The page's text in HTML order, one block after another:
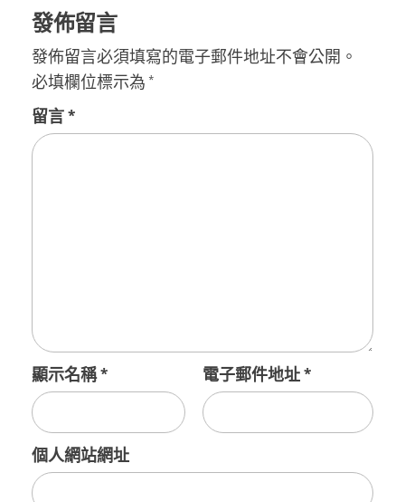
發佈留言
發佈留言必須填寫的電子郵件地址不會公開。
必填欄位標示為 *
留言*
顯示名稱* 電子郵件地址*
個人網站網址